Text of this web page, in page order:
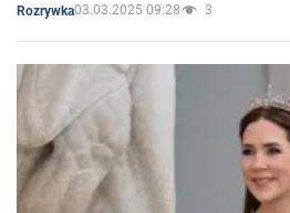
Rozrywka03.03.2025 09:28 3